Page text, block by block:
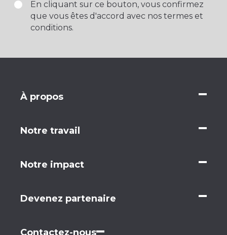
En cliquant sur ce bouton, vous confirmez
que vous êtes d'accord avec nos termes et
conditions.
À propos
Notre travail
Notre impact
Devenez partenaire
Contactez-nous